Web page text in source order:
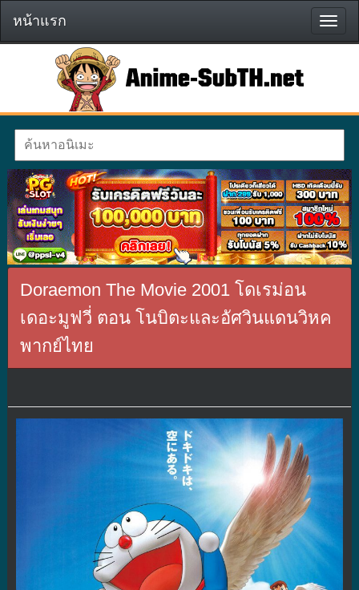
หน้า
แรก
หน้าแรก
Doraemon The Movie 2001 โดเรม่อน
เดอะมูฟวี่ ตอน โนบิตะและอัศวินแดนวิหค
พากย์ไทย